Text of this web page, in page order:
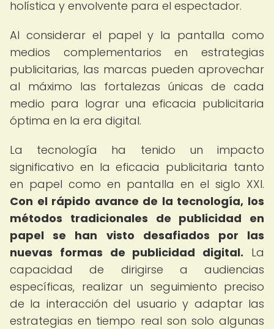
holística y envolvente para el espectador.
Al considerar el papel y la pantalla como
medios complementarios en estrategias
publicitarias, las marcas pueden aprovechar
al máximo las fortalezas únicas de cada
medio para lograr una eficacia publicitaria
óptima en la era digital.
La tecnología ha tenido un impacto
significativo en la eficacia publicitaria tanto
en papel como en pantalla en el siglo XXI.
Con el rápido avance de la tecnología, los
métodos tradicionales de publicidad en
papel se han visto desafiados por las
nuevas formas de publicidad digital. La
capacidad de dirigirse a audiencias
específicas, realizar un seguimiento preciso
de la interacción del usuario y adaptar las
estrategias en tiempo real son solo algunas